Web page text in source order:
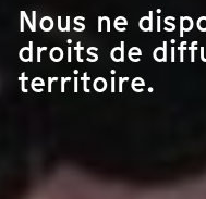
Nous ne
droits de
territoire.